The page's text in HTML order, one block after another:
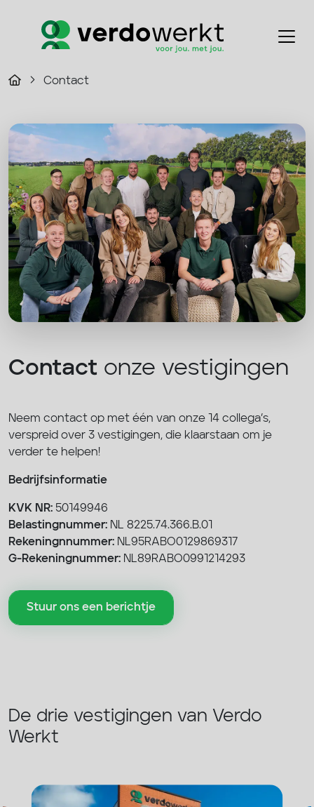
Contact
Contact onze vestigingen
Neem contact op met één van onze 14 collega’s,
verspreid over 3 vestigingen, die klaarstaan om je
verder te helpen!
Bedrijfsinformatie
KVK NR: 50149946
Belastingnummer: NL 8225.74.366.B.01
Rekeningnnummer: NL95RABO0129869317
G-Rekeningnummer: NL89RABO0991214293
Stuur ons een berichtje
De drie vestigingen van Verdo
Werkt